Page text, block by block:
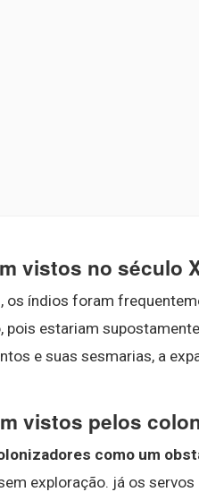
vistos no século
os índios foram
pois estariam
e suas sesmarias, a
vistos pelos
como um
exploração. já os